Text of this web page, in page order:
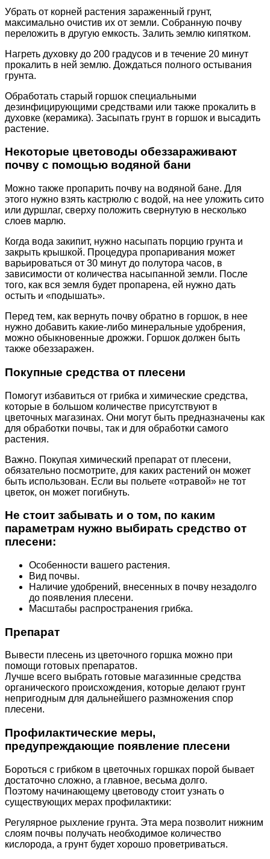
Убрать от корней растения зараженный грунт,
максимально очистив их от земли. Собранную почву
переложить в другую емкость. Залить землю кипятком.
Нагреть духовку до 200 градусов и в течение 20 минут
прокалить в ней землю. Дождаться полного остывания
грунта.
Обработать старый горшок специальными
дезинфицирующими средствами или также прокалить в
духовке (керамика). Засыпать грунт в горшок и высадить
растение.
Некоторые цветоводы обеззараживают
почву с помощью водяной бани
Можно также пропарить почву на водяной бане. Для
этого нужно взять кастрюлю с водой, на нее уложить сито
или дуршлаг, сверху положить свернутую в несколько
слоев марлю.
Когда вода закипит, нужно насыпать порцию грунта и
закрыть крышкой. Процедура пропаривания может
варьироваться от 30 минут до полутора часов, в
зависимости от количества насыпанной земли. После
того, как вся земля будет пропарена, ей нужно дать
остыть и «подышать».
Перед тем, как вернуть почву обратно в горшок, в нее
нужно добавить какие-либо минеральные удобрения,
можно обыкновенные дрожжи. Горшок должен быть
также обеззаражен.
Покупные средства от плесени
Помогут избавиться от грибка и химические средства,
которые в большом количестве присутствуют в
цветочных магазинах. Они могут быть предназначены как
для обработки почвы, так и для обработки самого
растения.
Важно. Покупая химический препарат от плесени,
обязательно посмотрите, для каких растений он может
быть использован. Если вы польете «отравой» не тот
цветок, он может погибнуть.
Не стоит забывать и о том, по каким
параметрам нужно выбирать средство от
плесени:
Особенности вашего растения.
Вид почвы.
Наличие удобрений, внесенных в почву незадолго
до появления плесени.
Масштабы распространения грибка.
Препарат
Вывести плесень из цветочного горшка можно при
помощи готовых препаратов.
Лучше всего выбрать готовые магазинные средства
органического происхождения, которые делают грунт
непригодным для дальнейшего размножения спор
плесени.
Профилактические меры,
предупреждающие появление плесени
Бороться с грибком в цветочных горшках порой бывает
достаточно сложно, а главное, весьма долго.
Поэтому начинающему цветоводу стоит узнать о
существующих мерах профилактики:
Регулярное рыхление грунта. Эта мера позволит нижним
слоям почвы получать необходимое количество
кислорода, а грунт будет хорошо проветриваться.